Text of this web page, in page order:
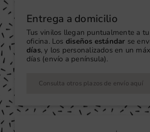
Entrega a domicilio
Tus vinilos llegan puntualmente a tu
oficina. Los diseños estándar se
días, y los personalizados en un
días (envío a península).
Consulta otros plazos de envío aquí